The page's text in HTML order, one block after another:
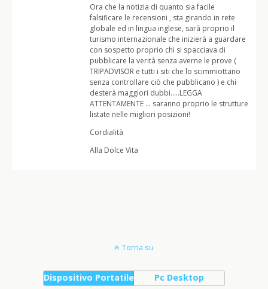
Ora che la notizia di quanto sia facile
falsificare le recensioni , sta girando in rete
globale ed in lingua inglese, sarà proprio il
turismo internazionale che inizierà a guardare
con sospetto proprio chi si spacciava di
pubblicare la verità senza averne le prove (
TRIPADVISOR e tutti i siti che lo scimmiottano
senza controllare ciò che pubblicano ) e chi
desterà maggiori dubbi…..LEGGA
ATTENTAMENTE … saranno proprio le strutture
listate nelle migliori posizioni!
Cordialità
Alla Dolce Vita
Torna su
Dispositivo Portatile Pc Desktop